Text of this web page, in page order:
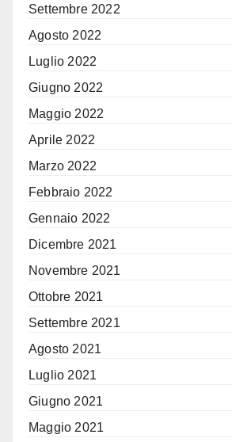
Settembre 2022
Agosto 2022
Luglio 2022
Giugno 2022
Maggio 2022
Aprile 2022
Marzo 2022
Febbraio 2022
Gennaio 2022
Dicembre 2021
Novembre 2021
Ottobre 2021
Settembre 2021
Agosto 2021
Luglio 2021
Giugno 2021
Maggio 2021